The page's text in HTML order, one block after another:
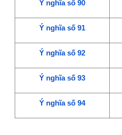
Ý nghĩa số 90
Ý nghĩa số 91
Ý nghĩa số 92
Ý nghĩa số 93
Ý nghĩa số 94